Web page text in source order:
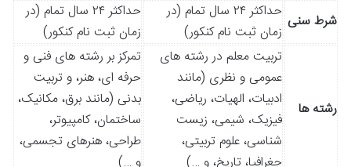
شرط سنی
حداکثر ۲۴ سال تمام (در
زمان ثبت نام کنکور)
حداکثر ۲۴ سال تمام (در
زمان ثبت نام کنکور)
رشته ها
تربیت معلم در رشته های
عمومی و نظری (مانند
ادبیات، الهیات، ریاضی،
فیزیک، شیمی، زیست
شناسی، علوم تربیتی،
تمرکز بر رشته های فنی و
حرفه ای، هنر، و تربیت
بدنی (مانند برق، مکانیک،
ساختمان، کامپیوتر،
طراحی، هنرهای تجسمی،